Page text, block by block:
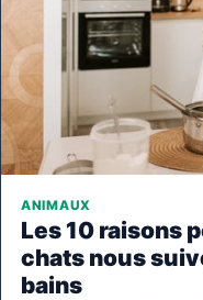
ANIMAUX
Les 10 raisons
chats nous
bains